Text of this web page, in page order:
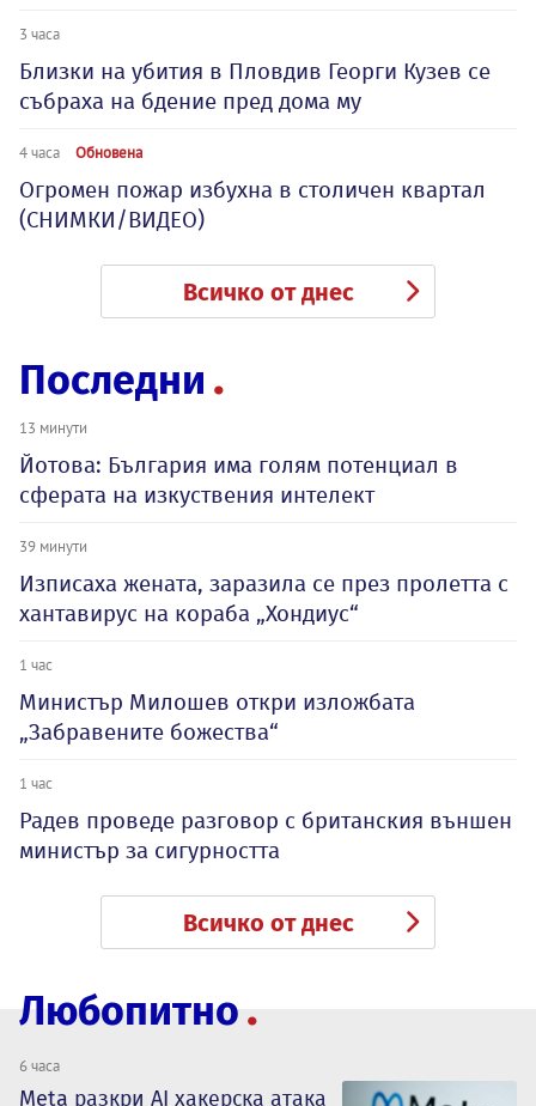
3 часа
Близки на убития в Пловдив Георги Кузев се
събраха на бдение пред дома му
4 часа Обновена
Огромен пожар избухна в столичен квартал
(СНИМКИ/ВИДЕО)
Всичко от днес
Последни
13 минути
Йотова: България има голям потенциал в
сферата на изкуствения интелект
39 минути
Изписаха жената, заразила се през пролетта с
хантавирус на кораба „Хондиус“
1 час
Министър Милошев откри изложбата
„Забравените божества“
1 час
Радев проведе разговор с британския външен
министър за сигурността
Всичко от днес
Любопитно
6 часа
Meta разкри AI хакерска атака